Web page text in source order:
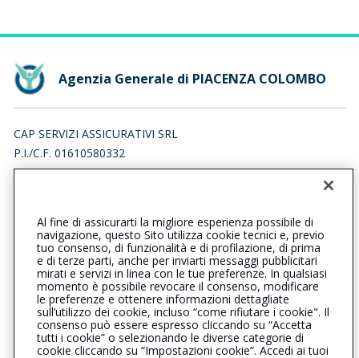
Agenzia Generale di PIACENZA COLOMBO
CAP SERVIZI ASSICURATIVI SRL
P.I./C.F. 01610580332
VIA CRISTOFORO COLOMBO 35, 29122 PIACENZA (PC)
0523386712 0523386785
piacenzacolombo@cattolica.it
capsa@legalmail.it
L’intermediario è soggetto al controllo dell’IVASS. Consulta il
Registro RUI al seguentelink
Al fine di assicurarti la migliore esperienza possibile di
navigazione, questo Sito utilizza cookie tecnici e, previo
tuo consenso, di funzionalità e di profilazione, di prima
e di terze parti, anche per inviarti messaggi pubblicitari
mirati e servizi in linea con le tue preferenze. In qualsiasi
momento è possibile revocare il consenso, modificare
le preferenze e ottenere informazioni dettagliate
sull’utilizzo dei cookie, incluso “come rifiutare i cookie". Il
consenso può essere espresso cliccando su “Accetta
tutti i cookie” o selezionando le diverse categorie di
cookie cliccando su “Impostazioni cookie”. Accedi ai tuoi